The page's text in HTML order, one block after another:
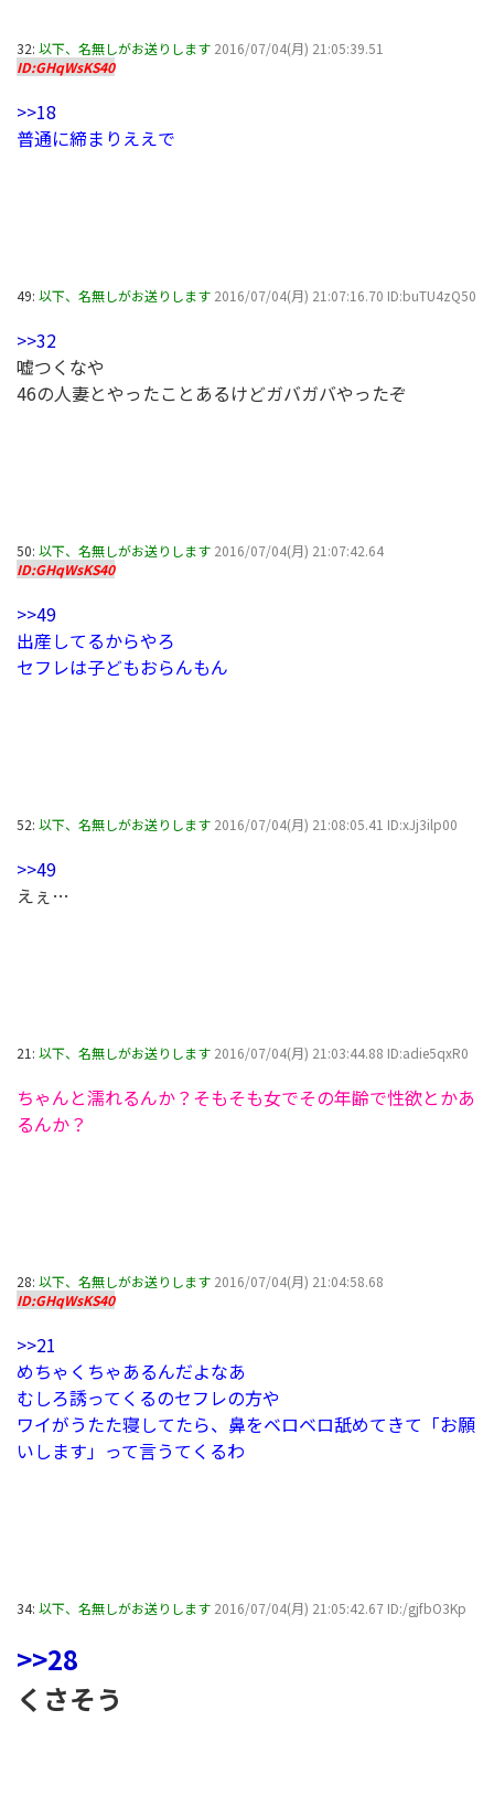
32: 以下、名無しがお送りします 2016/07/04(月) 21:05:39.51
ID:GHqWsKS40
>>18
普通に締まりええで
49: 以下、名無しがお送りします 2016/07/04(月) 21:07:16.70 ID:buTU4zQ50
>>32
嘘つくなや
46の人妻とやったことあるけどガバガバやったぞ
50: 以下、名無しがお送りします 2016/07/04(月) 21:07:42.64
ID:GHqWsKS40
>>49
出産してるからやろ
セフレは子どもおらんもん
52: 以下、名無しがお送りします 2016/07/04(月) 21:08:05.41 ID:xJj3ilp00
>>49
えぇ…
21: 以下、名無しがお送りします 2016/07/04(月) 21:03:44.88 ID:adie5qxR0
ちゃんと濡れるんか？そもそも女でその年齢で性欲とかあ
るんか？
28: 以下、名無しがお送りします 2016/07/04(月) 21:04:58.68
ID:GHqWsKS40
>>21
めちゃくちゃあるんだよなあ
むしろ誘ってくるのセフレの方や
ワイがうたた寝してたら、鼻をベロベロ舐めてきて「お願
いします」って言うてくるわ
34: 以下、名無しがお送りします 2016/07/04(月) 21:05:42.67 ID:/gjfbO3Kp
>>28
くさそう